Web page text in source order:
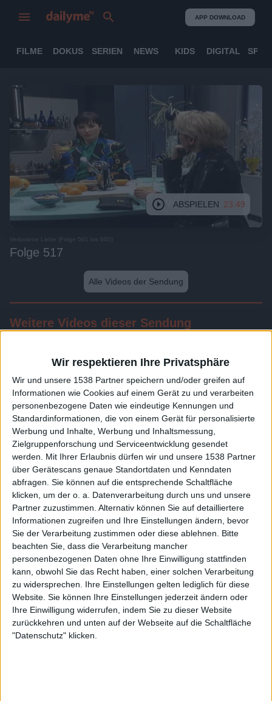
Wir respektieren Ihre Privatsphäre
Wir und unsere 1538 Partner speichern und/oder greifen auf
Informationen wie Cookies auf einem Gerät zu und verarbeiten
personenbezogene Daten wie eindeutige Kennungen und
Standardinformationen, die von einem Gerät für personalisierte
Werbung und Inhalte, Werbung und Inhaltsmessung,
Zielgruppenforschung und Serviceentwicklung gesendet
werden. Mit Ihrer Erlaubnis dürfen wir und unsere 1538 Partner
über Gerätescans genaue Standortdaten und Kenndaten
abfragen. Sie können auf die entsprechende Schaltfläche
klicken, um der o. a. Datenverarbeitung durch uns und unsere
Partner zuzustimmen. Alternativ können Sie auf detailliertere
Informationen zugreifen und Ihre Einstellungen ändern, bevor
Sie der Verarbeitung zustimmen oder diese ablehnen. Bitte
beachten Sie, dass die Verarbeitung mancher
personenbezogenen Daten ohne Ihre Einwilligung stattfinden
kann, obwohl Sie das Recht haben, einer solchen Verarbeitung
zu widersprechen. Ihre Einstellungen gelten lediglich für diese
Website. Sie können Ihre Einstellungen jederzeit ändern oder
Ihre Einwilligung widerrufen, indem Sie zu dieser Website
zurückkehren und unten auf der Webseite auf die Schaltfläche
"Datenschutz" klicken.
APP DOWNLOAD
FILME DOKUS SERIEN NEWS KIDS DIGITAL
ABSPIELEN 23:49
Verbotene Liebe (Folge 501 bis 600)
Folge 517
Alle Videos der Sendung
Weitere Videos dieser Sendung
Folge 518